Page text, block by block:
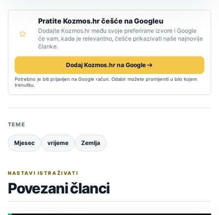
Pratite Kozmos.hr češće na Googleu
Dodajte Kozmos.hr među svoje preferirane izvore i Google
će vam, kada je relevantno, češće prikazivati naše najnovije
članke.
Dodaj Kozmos.hr na Google
Potrebno je biti prijavljen na Google račun. Odabir možete promijeniti u bilo kojem
trenutku.
TEME
Mjesec vrijeme Zemlja
NASTAVI ISTRAŽIVATI
Povezani članci